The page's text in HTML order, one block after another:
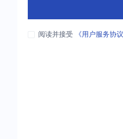
阅读并接受 《用户服务协议